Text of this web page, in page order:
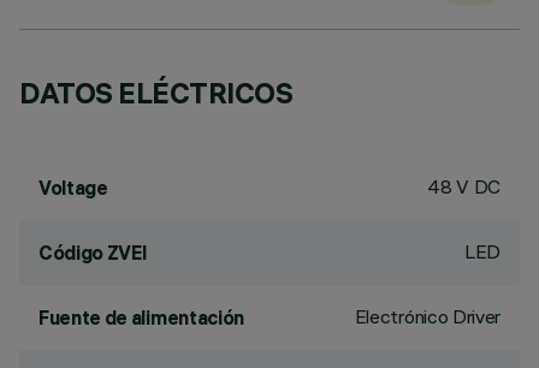
DATOS ELÉCTRICOS
Voltage 48 V DC
Código ZVEI LED
Fuente de alimentación Electrónico Driver